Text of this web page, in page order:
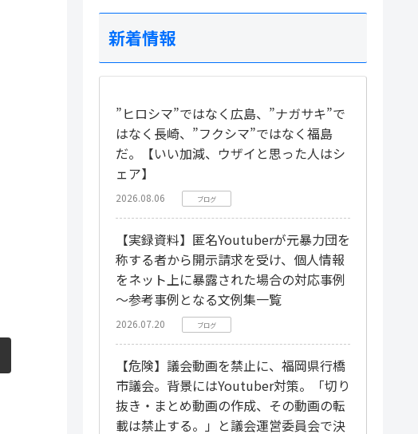
新着情報
”ヒロシマ”ではなく広島、”ナガサキ”で
はなく長崎、”フクシマ”ではなく福島
だ。【いい加減、ウザイと思った人はシ
ェア】
2026.08.06 ブログ
【実録資料】匿名Youtuberが元暴力団を
称する者から開示請求を受け、個人情報
をネット上に暴露された場合の対応事例
～参考事例となる文例集一覧
2026.07.20 ブログ
【危険】議会動画を禁止に、福岡県行橋
市議会。背景にはYoutuber対策。「切り
抜き・まとめ動画の作成、その動画の転
載は禁止する。」と議会運営委員会で決